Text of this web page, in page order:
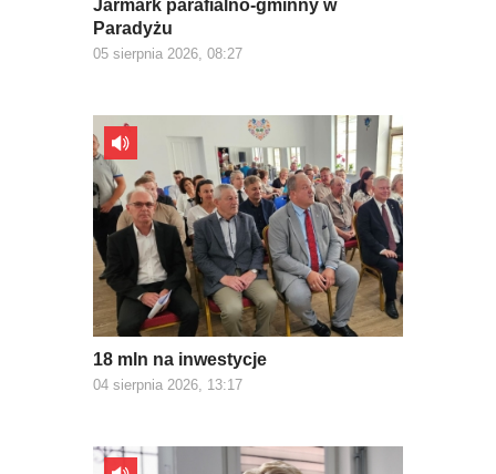
Jarmark parafialno-gminny w
Paradyżu
05 sierpnia 2026, 08:27
18 mln na inwestycje
04 sierpnia 2026, 13:17